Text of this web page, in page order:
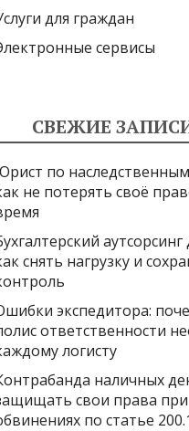
для граждан
сервисы
СВЕЖИЕ
по
не потерять своё
снять нагрузку и
экспедитора:
ответственности
логисту
наличных
свои права при
по статье